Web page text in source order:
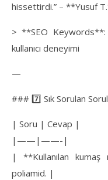
hissettirdi.” – **Yusuf
> **SEO
kullanıcı deneyimi
—
### 7️⃣ Sık Sorulan
| Soru | Cevap |
|——|——-|
| **Kullanılan
poliamid. |